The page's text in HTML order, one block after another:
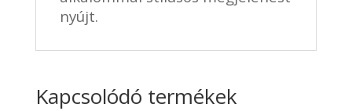
nyújt.
Kapcsolódó termékek